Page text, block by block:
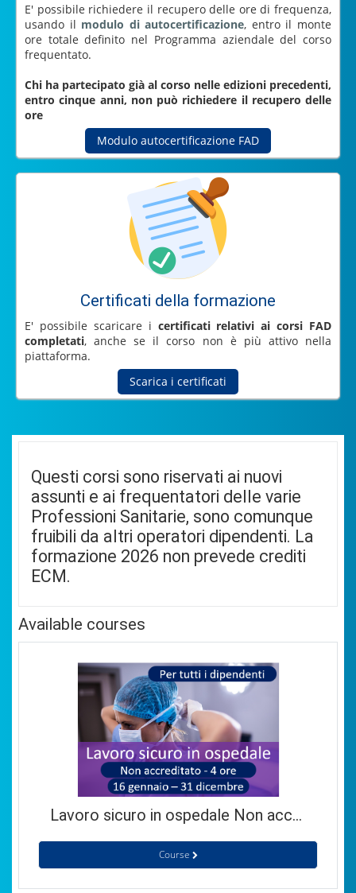
E' possibile richiedere il recupero delle ore di frequenza,
usando il modulo di autocertificazione, entro il monte
ore totale definito nel Programma aziendale del corso
frequentato.
Chi ha partecipato già al corso nelle edizioni precedenti,
entro cinque anni, non può richiedere il recupero delle
ore
Modulo autocertificazione FAD
Certificati della formazione
E' possibile scaricare i certificati relativi ai corsi FAD
completati, anche se il corso non è più attivo nella
piattaforma.
Scarica i certificati
Questi corsi sono riservati ai nuovi
assunti e ai frequentatori delle varie
Professioni Sanitarie, sono comunque
fruibili da altri operatori dipendenti. La
formazione 2026 non prevede crediti
ECM.
Available courses
Lavoro sicuro in ospedale Non accreditato (V edizione)
Course